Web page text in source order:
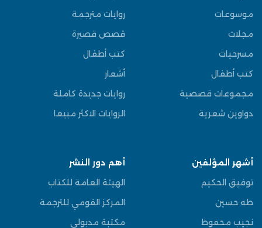
موسوعات
مجلات
مسرحيات
كتب أطفال
مجموعات قصصية
دواوين شعرية
روايات مترجمة
قصص قصيرة
كتب أطفال
أشعار
روايات جديدة كاملة
الروايات الاكثر مبيعا
أشهر المؤلفين
توفيق الحكيم
طه حسين
نجيب محفوظ
أهم دور النشر
الهيئة العامة للكتاب
المركز القومي للترجمة
مكتبة مدبولي